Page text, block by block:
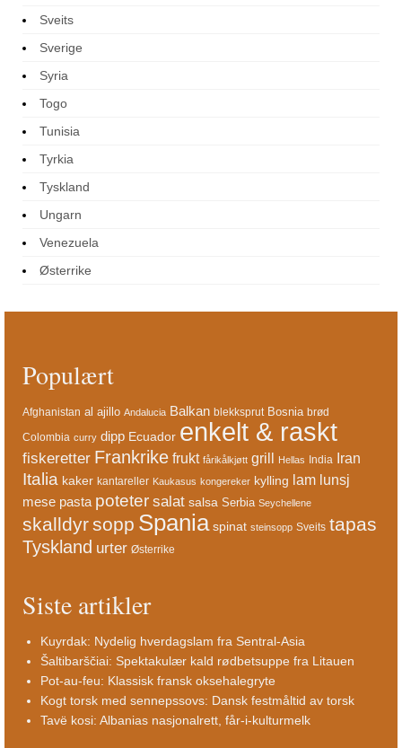
Sveits
Sverige
Syria
Togo
Tunisia
Tyrkia
Tyskland
Ungarn
Venezuela
Østerrike
Populært
Afghanistan al ajillo Andalucia Balkan blekksprut Bosnia brød
Colombia curry dipp Ecuador enkelt & raskt
fiskeretter Frankrike frukt fårikålkjøtt grill Hellas India Iran
Italia kaker kantareller Kaukasus kongereker kylling lam lunsj
mese pasta poteter salat salsa Serbia Seychellene
skalldyrsopp Spania spinat steinsopp Sveits tapas
Tyskland urter Østerrike
Siste artikler
Kuyrdak: Nydelig hverdagslam fra Sentral-Asia
Šaltibarščiai: Spektakulær kald rødbetsuppe fra Litauen
Pot-au-feu: Klassisk fransk oksehalegryte
Kogt torsk med sennepssovs: Dansk festmåltid av torsk
Tavë kosi: Albanias nasjonalrett, får-i-kulturmelk